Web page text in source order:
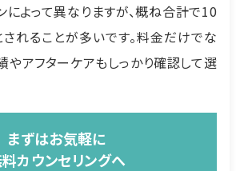
によって異なりますが、概ね合計で10
れることが多いです。料金だけでな
やアフターケアもしっかり確認して選
まずはお気軽に
カウンセリングへ